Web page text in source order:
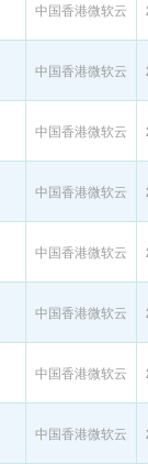
中国香港微软云
中国香港微软云
中国香港微软云
中国香港微软云
中国香港微软云
中国香港微软云
中国香港微软云
中国香港微软云